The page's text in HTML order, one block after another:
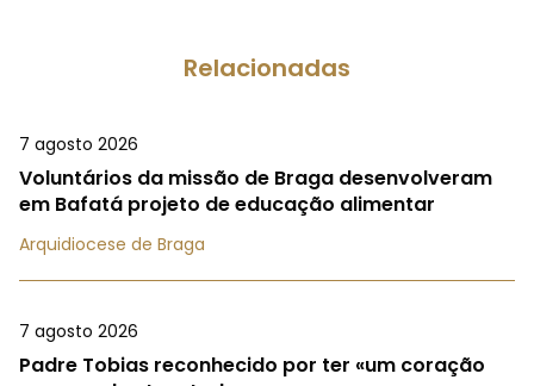
Relacionadas
7 agosto 2026
Voluntários da missão de Braga desenvolveram
em Bafatá projeto de educação alimentar
Arquidiocese de Braga
7 agosto 2026
Padre Tobias reconhecido por ter «um coração